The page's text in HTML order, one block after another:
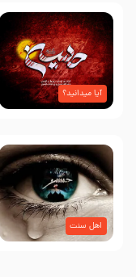
آیا میدانید؟
اهل سنت